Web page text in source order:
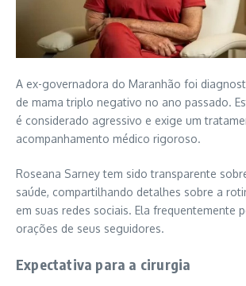
A ex-governadora do Maranhão foi
de mama triplo negativo no ano passado.
é considerado agressivo e exige um
acompanhamento médico rigoroso.
Roseana Sarney tem sido transparente
saúde, compartilhando detalhes sobre a
em suas redes sociais. Ela frequentemente
orações de seus seguidores.
Expectativa para a cirurgia